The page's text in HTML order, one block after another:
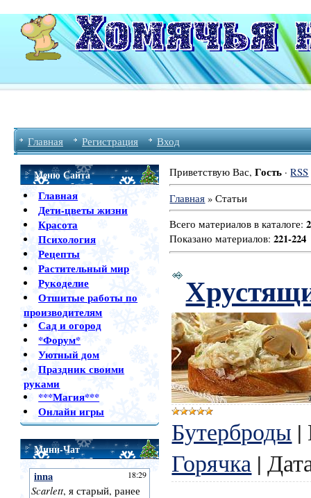
Главная Регистрация Вход
Меню Сайта
Главная
Дети-цветы жизни
Красота
Психология
Рецепты
Растительный мир
Рукоделие
Отшитые работы по
производителям
Сад и огород
*Форум*
Уютный дом
Праздник своими
руками
***Магия***
Онлайн игры
Мини-Чат
Приветствую Вас,Гость ·RSS
Главная »Статьи
Всего материалов в каталоге:
Показано материалов:221-224
Бутерброды |
Горячка |